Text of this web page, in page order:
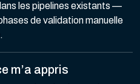
les pipelines existants —
de validation manuelle
m’a appris